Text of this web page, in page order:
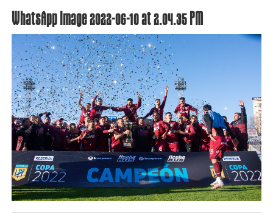
WhatsApp Image 2022-06-10 at 2.04.35 PM